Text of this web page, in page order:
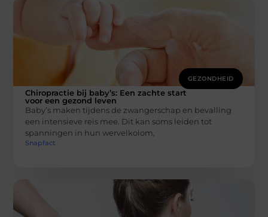
GEZONDHEID
Chiropractie bij baby’s: Een zachte start
voor een gezond leven
Baby’s maken tijdens de zwangerschap en bevalling
een intensieve reis mee. Dit kan soms leiden tot
spanningen in hun wervelkolom,
Snapfact